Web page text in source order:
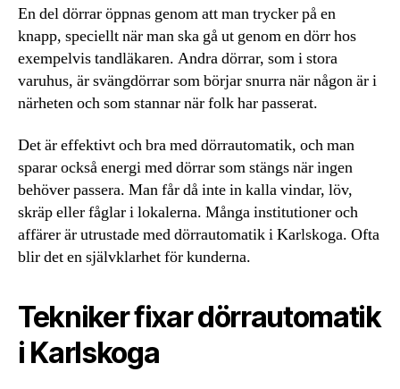
En del dörrar öppnas genom att man trycker på en
knapp, speciellt när man ska gå ut genom en dörr hos
exempelvis tandläkaren. Andra dörrar, som i stora
varuhus, är svängdörrar som börjar snurra när någon är i
närheten och som stannar när folk har passerat.
Det är effektivt och bra med dörrautomatik, och man
sparar också energi med dörrar som stängs när ingen
behöver passera. Man får då inte in kalla vindar, löv,
skräp eller fåglar i lokalerna. Många institutioner och
affärer är utrustade med dörrautomatik i Karlskoga. Ofta
blir det en självklarhet för kunderna.
Tekniker fixar dörrautomatik
i Karlskoga